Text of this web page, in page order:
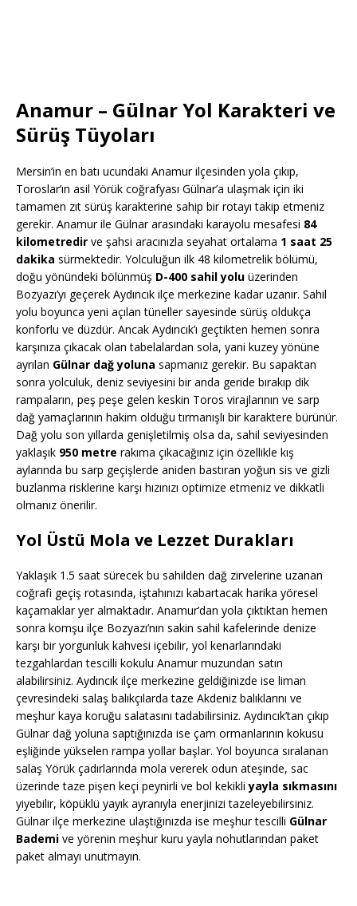
Anamur – Gülnar Yol Karakteri ve
Sürüş Tüyoları
Mersin’in en batı ucundaki Anamur ilçesinden yola çıkıp,
Toroslar’ın asil Yörük coğrafyası Gülnar’a ulaşmak için iki
tamamen zıt sürüş karakterine sahip bir rotayı takip etmeniz
gerekir. Anamur ile Gülnar arasındaki karayolu mesafesi 84
kilometredir ve şahsi aracınızla seyahat ortalama 1 saat 25
dakika sürmektedir. Yolculuğun ilk 48 kilometrelik bölümü,
doğu yönündeki bölünmüş D-400 sahil yolu üzerinden
Bozyazı’yı geçerek Aydıncık ilçe merkezine kadar uzanır. Sahil
yolu boyunca yeni açılan tüneller sayesinde sürüş oldukça
konforlu ve düzdür. Ancak Aydıncık’ı geçtikten hemen sonra
karşınıza çıkacak olan tabelalardan sola, yani kuzey yönüne
ayrılan Gülnar dağ yoluna sapmanız gerekir. Bu sapaktan
sonra yolculuk, deniz seviyesini bir anda geride bırakıp dik
rampaların, peş peşe gelen keskin Toros virajlarının ve sarp
dağ yamaçlarının hakim olduğu tırmanışlı bir karaktere bürünür.
Dağ yolu son yıllarda genişletilmiş olsa da, sahil seviyesinden
yaklaşık 950 metre rakıma çıkacağınız için özellikle kış
aylarında bu sarp geçişlerde aniden bastıran yoğun sis ve gizli
buzlanma risklerine karşı hızınızı optimize etmeniz ve dikkatli
olmanız önerilir.
Yol Üstü Mola ve Lezzet Durakları
Yaklaşık 1.5 saat sürecek bu sahilden dağ zirvelerine uzanan
coğrafi geçiş rotasında, iştahınızı kabartacak harika yöresel
kaçamaklar yer almaktadır. Anamur’dan yola çıktıktan hemen
sonra komşu ilçe Bozyazı’nın sakin sahil kafelerinde denize
karşı bir yorgunluk kahvesi içebilir, yol kenarlarındaki
tezgahlardan tescilli kokulu Anamur muzundan satın
alabilirsiniz. Aydıncık ilçe merkezine geldiğinizde ise liman
çevresindeki salaş balıkçılarda taze Akdeniz balıklarını ve
meşhur kaya koruğu salatasını tadabilirsiniz. Aydıncık’tan çıkıp
Gülnar dağ yoluna saptığınızda ise çam ormanlarının kokusu
eşliğinde yükselen rampa yollar başlar. Yol boyunca sıralanan
salaş Yörük çadırlarında mola vererek odun ateşinde, sac
üzerinde taze pişen keçi peynirli ve bol kekikliyayla sıkmasını
yiyebilir, köpüklü yayık ayranıyla enerjinizi tazeleyebilirsiniz.
Gülnar ilçe merkezine ulaştığınızda ise meşhur tescilli Gülnar
Bademi ve yörenin meşhur kuru yayla nohutlarından paket
paket almayı unutmayın.